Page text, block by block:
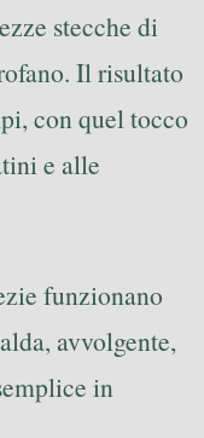
stecche di
Il risultato
con quel tocco
e alle
funzionano
avvolgente,
in